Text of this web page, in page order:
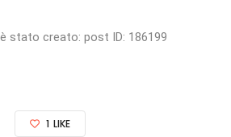
stato creato: post ID: 186199
1 LIKE